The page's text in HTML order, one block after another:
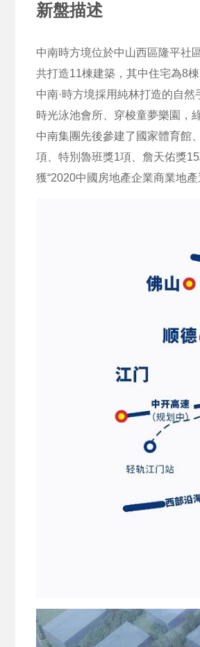
新盤描述
中南時方境位於中山西區隆平社
共打造11棟建築，其中住宅為8
中南·時方境採用純林打造的自
時光泳池會所、穿梭童夢樂園，
中南集團先後參建了國家體育館
項、特別魯班獎1項、詹天佑獎
獲“2020中國房地產企業商業地